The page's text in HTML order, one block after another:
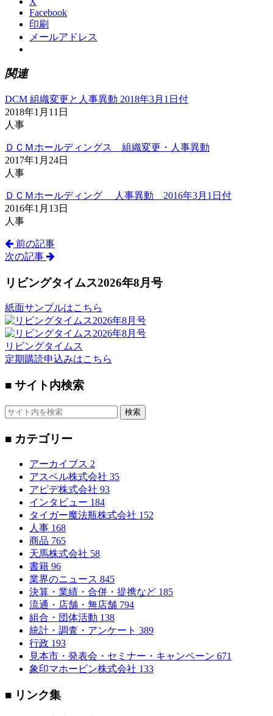
Facebook
印刷
メールアドレス
関連
DCM 組織変更と人事異動 2018年3月1日付
2018年1月11日
人事
ＤＣＭホールディングス 組織変更・人事異動
2017年1月24日
人事
ＤＣＭホールディング 人事異動 2016年3月1日付
2016年1月13日
人事
前の記事
次の記事
リビングタイムス2026年8月号
紙面サンプルはこちら
リビングタイムス
定期購読申込みはこちら
■ サイト内検索
検索
■ カテゴリー
アーカイブス 2
アスベル株式会社 35
アピデ株式会社 93
インタビュー 184
タイガー魔法瓶株式会社 152
人事 168
商品 765
天馬株式会社 58
書籍 96
業界のニュース 845
決算・業績・合併・提携など 185
流通・店舗・無店舗 794
組合・団体活動 138
統計・調査・アンケート 389
行政 193
見本市・発表会・セミナー・キャンペーン 671
象印マホービン株式会社 133
■ リンク集